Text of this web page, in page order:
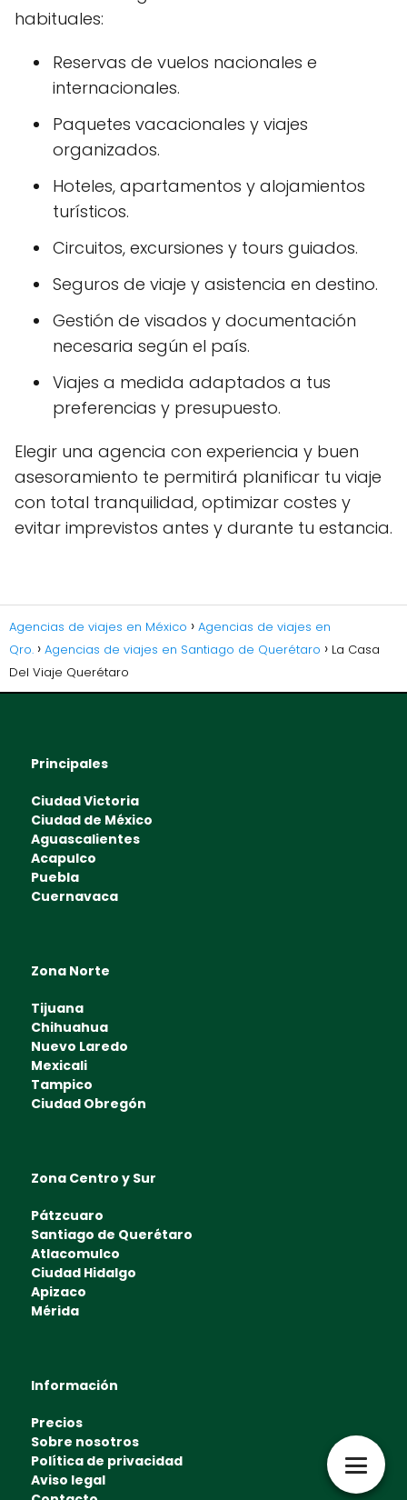
habituales:
Reservas de vuelos nacionales e
internacionales.
Paquetes vacacionales y viajes
organizados.
Hoteles, apartamentos y alojamientos
turísticos.
Circuitos, excursiones y tours guiados.
Seguros de viaje y asistencia en destino.
Gestión de visados y documentación
necesaria según el país.
Viajes a medida adaptados a tus
preferencias y presupuesto.
Elegir una agencia con experiencia y buen
asesoramiento te permitirá planificar tu viaje
con total tranquilidad, optimizar costes y
evitar imprevistos antes y durante tu estancia.
Agencias de viajes en México
Agencias de viajes en
Qro.
Agencias de viajes en Santiago de Querétaro
La Casa
Del Viaje Querétaro
Principales
Ciudad Victoria
Ciudad de México
Aguascalientes
Acapulco
Puebla
Cuernavaca
Zona Norte
Tijuana
Chihuahua
Nuevo Laredo
Mexicali
Tampico
Ciudad Obregón
Zona Centro y Sur
Pátzcuaro
Santiago de Querétaro
Atlacomulco
Ciudad Hidalgo
Apizaco
Mérida
Información
Precios
Sobre nosotros
Política de privacidad
Aviso legal